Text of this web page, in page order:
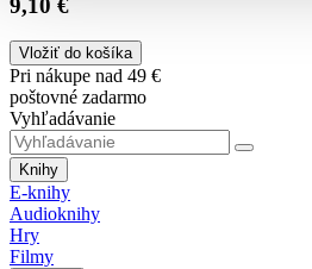
9,10 €
Vložiť do košíka
Pri nákupe nad 49 €
poštovné zadarmo
Vyhľadávanie
Knihy
E-knihy
Audioknihy
Hry
Filmy